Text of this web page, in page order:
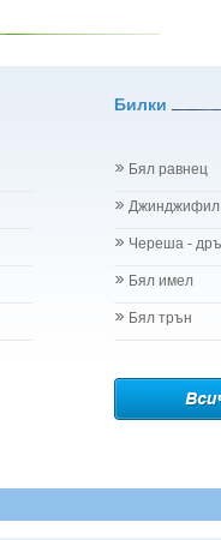
Билки
Бял равнец
Джинджифил
Череша -
Бял имел
Бял трън